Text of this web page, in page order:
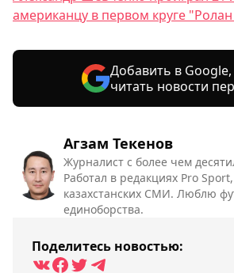
Агзам Текенов
Журналист с более чем
Работал в редакциях Pro
казахстанских СМИ. Люблю
единоборства.
Поделитесь новостью:
американцу в первом круге
Добавить в
читать новости